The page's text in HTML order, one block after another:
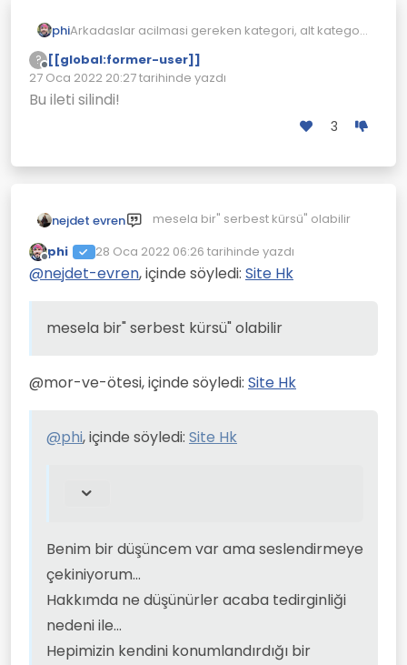
phiArkadaslar acilmasi gereken kategori, alt kategori
edecegim.
?
Çevrimdışı
[[global:former-user]]
27 Oca 2022 20:27tarihinde yazdı
Son düzenleyen:
Bu ileti silindi!
3
nejdet evren mesela bir" serbest kürsü" olabilir
Çevrimdışı
phi 28 Oca 2022 06:26 tarihinde yazdı
Son düzenleyen:
@nejdet-evren, içinde söyledi: Site Hk
mesela bir" serbest kürsü" olabilir
@mor-ve-ötesi, içinde söyledi: Site Hk
@phi, içinde söyledi: Site Hk
Benim bir düşüncem var ama seslendirmeye
çekiniyorum...
Hakkımda ne düşünürler acaba tedirginliği
nedeni ile...
Hepimizin kendini konumlandırdığı bir